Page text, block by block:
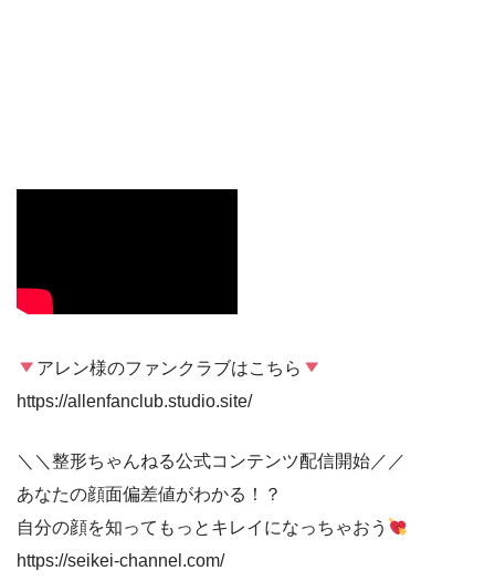
アレン様のファンクラブはこちら
https://allenfanclub.studio.site/
＼＼整形ちゃんねる公式コンテンツ配信開始／／
あなたの顔面偏差値がわかる！？
自分の顔を知ってもっとキレイになっちゃおう
https://seikei-channel.com/